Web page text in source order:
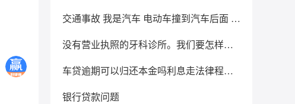
交通事故 我是汽车 电动车撞到汽车后面 电动车人住院 电动车人让汽车人跟警察说 把责任让汽车人多承担一些 万一后面电动车人动手术去世之类的 会有影响吗 电动车家人说可以签保证书 有用吗
没有营业执照的牙科诊所。我们要怎样投诉他
车贷逾期可以归还本金吗利息走法律程序吗
银行贷款问题